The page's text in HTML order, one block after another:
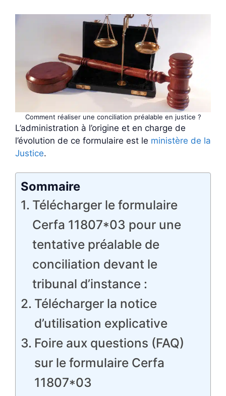
Comment réaliser une conciliation préalable en justice ?
L’administration à l’origine et en charge de
l’évolution de ce formulaire est le ministère de la
Justice.
Sommaire
Télécharger le formulaire
Cerfa 11807*03 pour une
tentative préalable de
conciliation devant le
tribunal d’instance :
Télécharger la notice
d’utilisation explicative
Foire aux questions (FAQ)
sur le formulaire Cerfa
11807*03